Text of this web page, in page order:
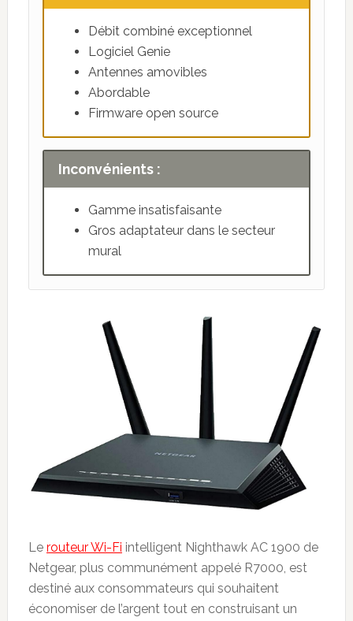
Débit combiné exceptionnel
Logiciel Genie
Antennes amovibles
Abordable
Firmware open source
Inconvénients :
Gamme insatisfaisante
Gros adaptateur dans le secteur
mural
Le routeur Wi-Fi intelligent Nighthawk AC 1900 de
Netgear, plus communément appelé R7000, est
destiné aux consommateurs qui souhaitent
économiser de l’argent tout en construisant un